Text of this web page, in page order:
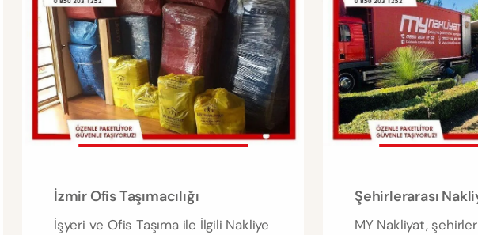
İzmir Ofis Taşımacılığı
İşyeri ve Ofis Taşıma ile İlgili Nakliye
Şehirlerarası
MY Nakliyat,